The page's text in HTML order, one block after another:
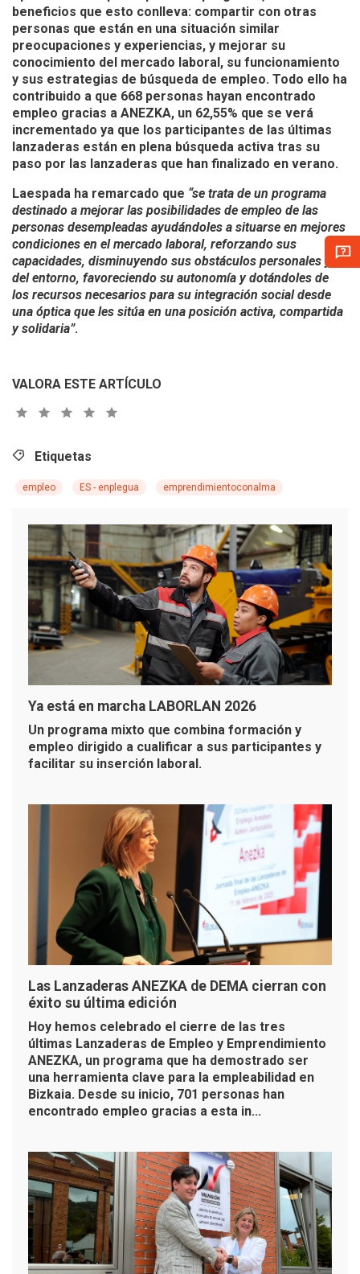
beneficios que esto conlleva: compartir con otras
personas que están en una situación similar
preocupaciones y experiencias, y mejorar su
conocimiento del mercado laboral, su funcionamiento
y sus estrategias de búsqueda de empleo. Todo ello ha
contribuido a que 668 personas hayan encontrado
empleo gracias a ANEZKA, un 62,55% que se verá
incrementado ya que los participantes de las últimas
lanzaderas están en plena búsqueda activa tras su
paso por las lanzaderas que han finalizado en verano.
Laespada ha remarcado que “se trata de un programa
destinado a mejorar las posibilidades de empleo de las
personas desempleadas ayudándoles a situarse en mejores
condiciones en el mercado laboral, reforzando sus
capacidades, disminuyendo sus obstáculos personales y
del entorno, favoreciendo su autonomía y dotándoles de
los recursos necesarios para su integración social desde
una óptica que les sitúa en una posición activa, compartida
y solidaria”.
VALORA ESTE ARTÍCULO
Etiquetas
empleo ES - enplegua emprendimientoconalma
Ya está en marcha LABORLAN 2026
Un programa mixto que combina formación y
empleo dirigido a cualificar a sus participantes y
facilitar su inserción laboral.
Las Lanzaderas ANEZKA de DEMA cierran con
éxito su última edición
Hoy hemos celebrado el cierre de las tres
últimas Lanzaderas de Empleo y Emprendimiento
ANEZKA, un programa que ha demostrado ser
una herramienta clave para la empleabilidad en
Bizkaia. Desde su inicio, 701 personas han
encontrado empleo gracias a esta in...